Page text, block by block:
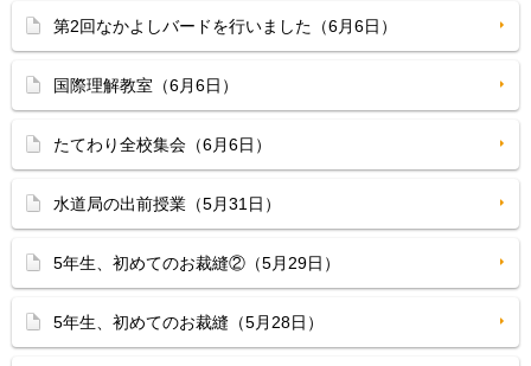
第2回なかよしバードを行いました（6月6日）
国際理解教室（6月6日）
たてわり全校集会（6月6日）
水道局の出前授業（5月31日）
5年生、初めてのお裁縫②（5月29日）
5年生、初めてのお裁縫（5月28日）